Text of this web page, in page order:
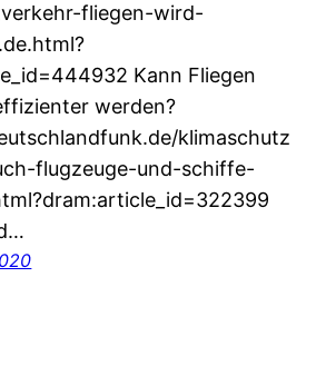
fliegen-wird-
Kann Fliegen
werden?
klimaschutz
flugzeuge-und-schiffe-